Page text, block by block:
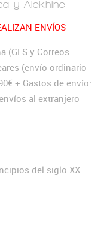
y Alekhine
ENVÍOS
(GLS y Correos
(envío ordinario
+ Gastos de envío:
al extranjero
del siglo XX.